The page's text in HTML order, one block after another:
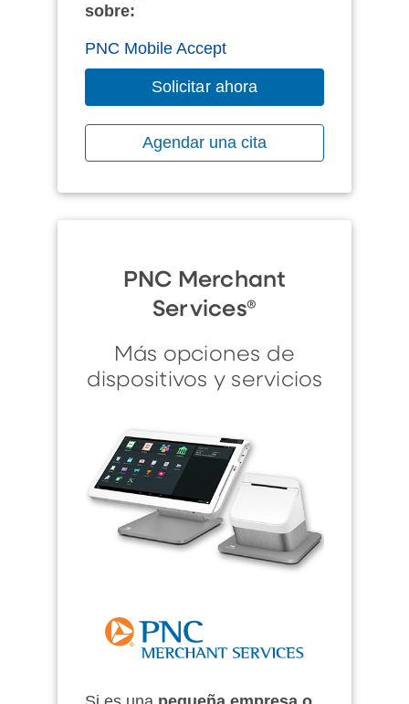
sobre:
PNC Mobile Accept
Solicitar ahora
Agendar una cita
PNC Merchant
Services®
Más opciones de
dispositivos y servicios